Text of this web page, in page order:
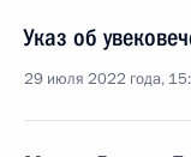
Указ об
29 июля 2022 года,